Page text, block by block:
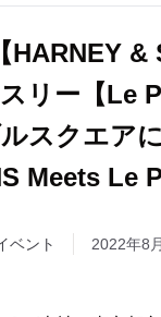
【HARNEY &
リー【Le
スクエア
Meets Le
ベント 2022年8